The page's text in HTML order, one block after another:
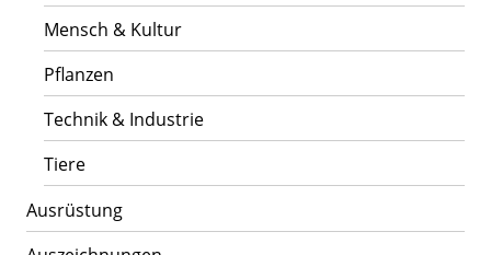
Mensch & Kultur
Pflanzen
Technik & Industrie
Tiere
Ausrüstung